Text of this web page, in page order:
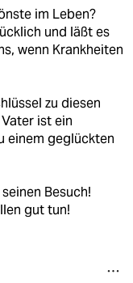
im Leben?
und läßt es
wenn Krankheiten
zu diesen
ist ein
einem geglückten
Besuch!
gut tun!